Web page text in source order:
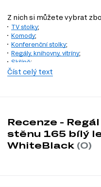
Z nich si můžete vybrat
TV stolky;
Komody;
Konferenční stolky;
Regály, knihovny, vitríny;
Skříně;
Nástěnné police a skříňky
Číst celý text
Recenze -
stěnu 165 bílý
WhiteBlack (0)